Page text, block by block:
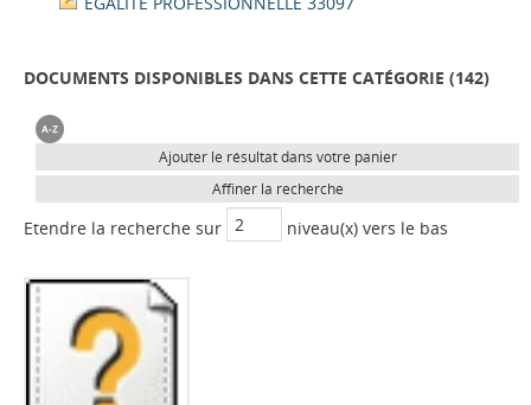
DOCUMENTS DISPONIBLES DANS CETTE CATÉGORIE (142)
Ajouter le résultat dans votre panier
Affiner la recherche
Etendre la recherche sur niveau(x) vers le bas